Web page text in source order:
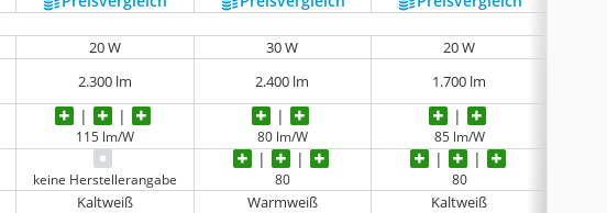
20 W 30 W
20 W
2.300 lm 2.400 lm
1.700 lm
115 lm/W 80 lm/W 85 lm/W
keine Herstellerangabe 80 80
Kaltweiß Warmweiß Kaltweiß